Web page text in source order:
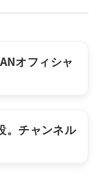
2026.04.17
オフィシャ
2026.04.14
。チャンネル